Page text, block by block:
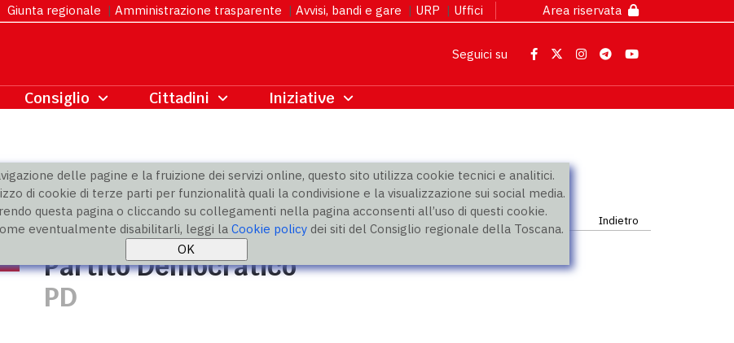
delle pagine e la fruizione dei servizi online, questo sito utilizza cookie tecnici e analitici.
di cookie di terze parti per funzionalità quali la condivisione e la visualizzazione sui social media.
questa pagina o cliccando su collegamenti nella pagina acconsenti all’uso di questi cookie.
eventualmente disabilitarli, leggi la Cookie policydei siti del Consiglio regionale della Toscana.
Giunta regionale | Amministrazione trasparente | Avvisi, bandi e gare | URP | Uffici Area riservata
Seguici su
Indietro
Partito Democratico
PD